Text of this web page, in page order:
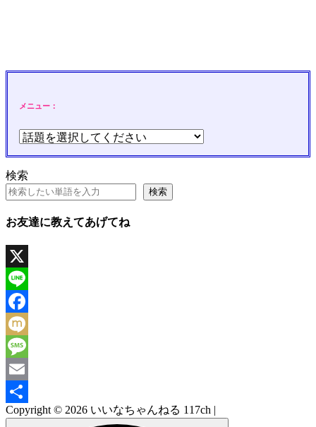
メニュー：
検索
検索
お友達に教えてあげてね
X
Line
Facebook
Mixi
Message
Email
共
Copyright © 2026 いいなちゃんねる 117ch |